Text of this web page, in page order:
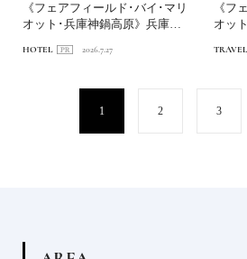
《フェアフィールド･バイ･マリ
オット･兵庫神鍋高原》兵庫の
HOTEL 2026.7.27
《フ
オッ
TRAVEL
1 2 3